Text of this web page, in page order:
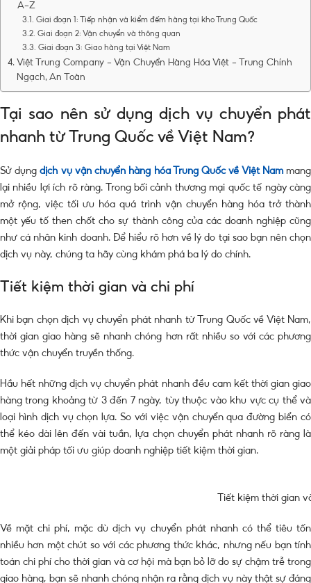
A-Z
Giai đoạn 1: Tiếp nhận và kiểm đếm hàng tại kho Trung Quốc
Giai đoạn 2: Vận chuyển và thông quan
Giai đoạn 3: Giao hàng tại Việt Nam
Việt Trung Company – Vận Chuyển Hàng Hóa Việt – Trung Chính
Ngạch, An Toàn
Tại sao nên sử dụng dịch vụ chuyển phát
nhanh từ Trung Quốc về Việt Nam?
Sử dụngdịch vụ vận chuyển hàng hóa Trung Quốc về Việt Nammang
lại nhiều lợi ích rõ ràng. Trong bối cảnh thương mại quốc tế ngày càng
mở rộng, việc tối ưu hóa quá trình vận chuyển hàng hóa trở thành
một yếu tố then chốt cho sự thành công của các doanh nghiệp cũng
như cá nhân kinh doanh. Để hiểu rõ hơn về lý do tại sao bạn nên chọn
dịch vụ này, chúng ta hãy cùng khám phá ba lý do chính.
Tiết kiệm thời gian và chi phí
Khi bạn chọn dịch vụ chuyển phát nhanh từ Trung Quốc về Việt Nam,
thời gian giao hàng sẽ nhanh chóng hơn rất nhiều so với các phương
thức vận chuyển truyền thống.
Hầu hết những dịch vụ chuyển phát nhanh đều cam kết thời gian giao
hàng trong khoảng từ 3 đến 7 ngày, tùy thuộc vào khu vực cụ thể và
loại hình dịch vụ chọn lựa. So với việc vận chuyển qua đường biển có
thể kéo dài lên đến vài tuần, lựa chọn chuyển phát nhanh rõ ràng là
một giải pháp tối ưu giúp doanh nghiệp tiết kiệm thời gian.
Tiết kiệm thời gian
Về mặt chi phí, mặc dù dịch vụ chuyển phát nhanh có thể tiêu tốn
nhiều hơn một chút so với các phương thức khác, nhưng nếu bạn tính
toán chi phí cho thời gian và cơ hội mà bạn bỏ lỡ do sự chậm trễ trong
giao hàng, bạn sẽ nhanh chóng nhận ra rằng dịch vụ này thật sự đáng